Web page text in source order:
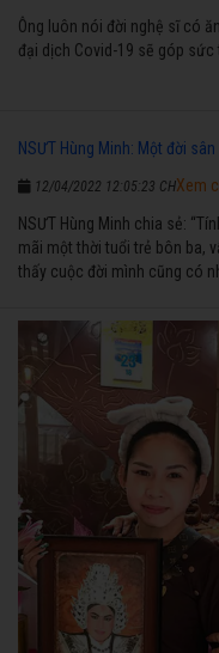
Ông luôn nói đời nghệ sĩ có
đại dịch Covid-19 sẽ góp
NSƯT Hùng Minh: Một đời sân
12/04/2022 12:05:23 CH
NSƯT Hùng Minh chia sẻ:
mãi một thời tuổi trẻ bôn ba,
thấy cuộc đời mình cũng có
ngược nhận được những cơ
diễn”.
Xem